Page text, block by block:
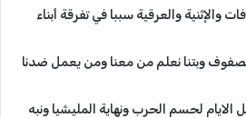
والإثنية والعرقية سببا في تفرقة أبناء
وبتنا نعلم من معنا ومن يعمل ضدنا
لحسم الحرب ونهاية المليشيا ونبه